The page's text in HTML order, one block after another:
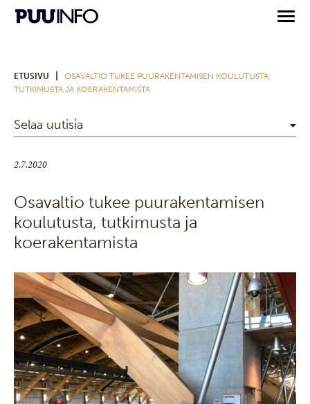
ETUSIVU
OSAVALTIO TUKEE PUURAKENTAMISEN KOULUTUSTA,
TUTKIMUSTA JA KOERAKENTAMISTA
Selaa uutisia
2.7.2020
Osavaltio tukee puurakentamisen
koulutusta, tutkimusta ja
koerakentamista